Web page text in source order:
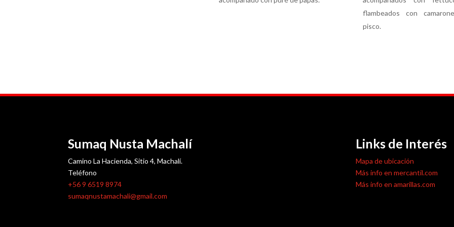
flambeados con
pisco.
Sumaq Nusta Machalí
Camino La Hacienda, Sitio 4, Machalí.
Teléfono
+56 9 6519 8974
sumaqnustamachali@gmail.com
Links de Interés
Mapa de ubicación
Más info en mercantil.com
Más info en amarillas.com